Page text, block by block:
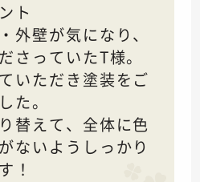
ト
外壁が気になり、
さっていたT様。
いただき塗装をご
た。
替えて、全体に色
ないようしっかり
！